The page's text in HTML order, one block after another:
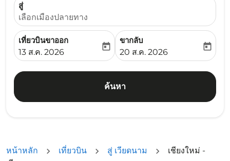
สู่
เลือกเมืองปลายทาง
เที่ยวบินขาออก
fc-booking-departure-date-aria-label
13 ส.ค. 2026
today
ขากลับ
fc-booking-return-date-
20 ส.ค. 2026
today
ค้นหา
หน้าหลัก เที่ยวบิน สู่ เวียดนาม
เชียงใหม่ -